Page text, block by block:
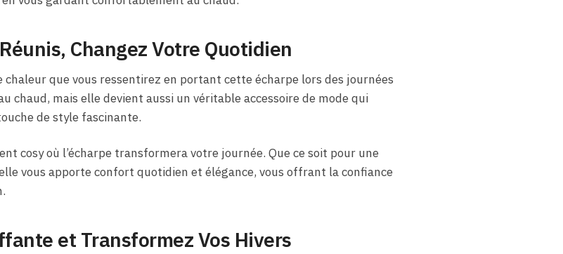
Changez Votre Quotidien
que vous ressentirez en portant cette écharpe lors des journées
chaud, mais elle devient aussi un véritable accessoire de mode qui
de style fascinante.
cosy où l’écharpe transformera votre journée. Que ce soit pour une
vous apporte confort quotidien et élégance, vous offrant la confiance
et Transformez Vos Hivers